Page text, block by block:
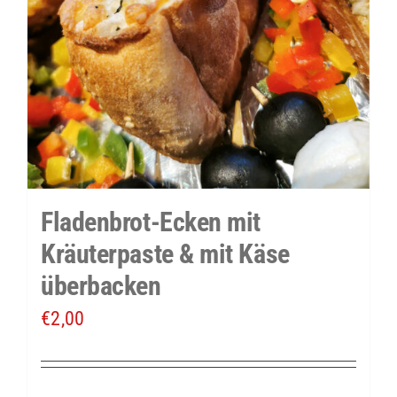
Fladenbrot-Ecken mit
Kräuterpaste & mit Käse
überbacken
€2,00